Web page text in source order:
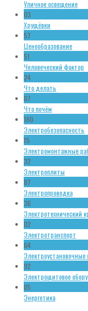
Уличное освещение
03
Хрущёвки
57
Ценообразование
51
Человеческий фактор
24
Что делать
07
Что почём
160
Электробезопасность
15
Электромонтажные
32
Электроплиты
87
Электропроводка
36
Электротехнический
02
Электротранспорт
64
92
Электрощитовое
05
Энергетика